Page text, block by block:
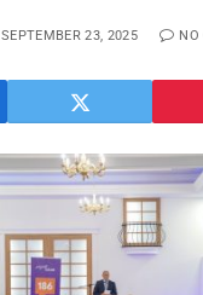
SEPTEMBER 23, 2025 NO